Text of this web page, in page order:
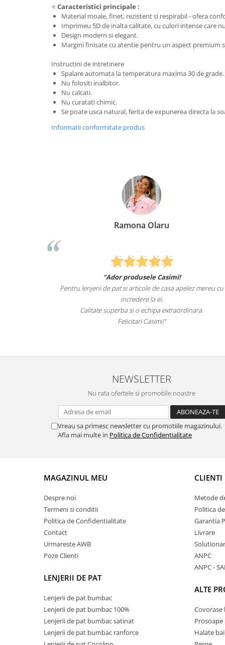
⭐ Caracteristici principale :
Material moale, finet, rezistent si respirabil - ofera
Imprimeu 5D de inalta calitate, cu culori intense care
Design modern si elegant.
Margini finisate cu atentie pentru un aspect premium
Instructini de intretinere
Spalare automata la temperatura maxima 30 de grade.
Nu folositi inalbitor.
Nu calcati.
Nu curatati chimic.
Se poate usca natural, ferita de expunerea directa la
Informatii conformitate produs
si articole de casa apelez mereu cu
si o echipa extraordinara.
Felcitari oameni minunati
sunteti cei mai buni.
Recomand cu
NEWSLETTER
Nu rata ofertele si promotiile noastre
Vreau sa primesc newsletter cu promotiile magazinului.
Afla mai multe in Politica de Confidentialitate
MAGAZINUL MEU
Despre noi
Termeni si conditii
Politica de Confidentialitate
Contact
Urmareste AWB
Poze Clienti
LENJERII DE PAT
Lenjerii de pat bumbac
Lenjerii de pat bumbac 100%
Lenjerii de pat bumbac satinat
Lenjerii de pat bumbac ranforce
CLIENTI
Metode
Politica
Garantia
Livrare
ANPC
ANPC -
ALTE
Covorase
Halate